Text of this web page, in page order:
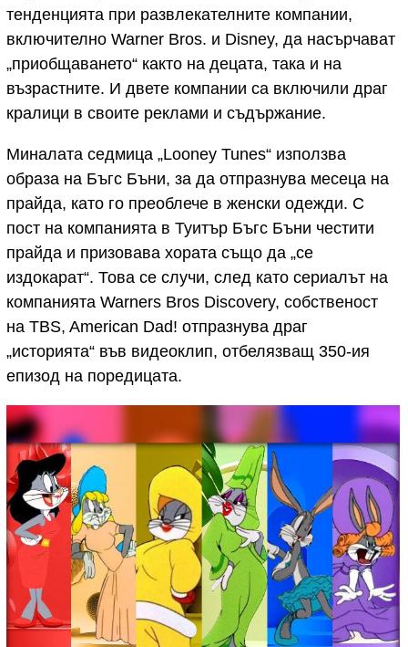
тенденцията при развлекателните компании,
включително Warner Bros. и Disney, да насърчават
„приобщаването“ както на децата, така и на
възрастните. И двете компании са включили драг
кралици в своите реклами и съдържание.
Миналата седмица „Looney Tunes“ използва
образа на Бъгс Бъни, за да отпразнува месеца на
прайда, като го преоблече в женски одежди. С
пост на компанията в Туитър Бъгс Бъни честити
прайда и призовава хората също да „се
издокарат“. Това се случи, след като сериалът на
компанията Warners Bros Discovery, собственост
на TBS, American Dad! отпразнува драг
„историята“ във видеоклип, отбелязващ 350-ия
епизод на поредицата.